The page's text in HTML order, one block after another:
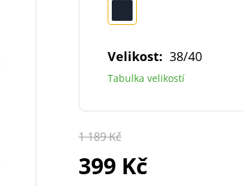
Velikost: 38/40
Tabulka velikostí
1 189 Kč
399 Kč